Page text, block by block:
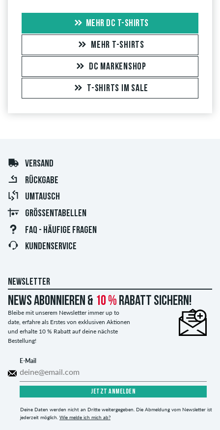
MEHR DC T-SHIRTS
MEHR T-SHIRTS
DC MARKENSHOP
T-SHIRTS IM SALE
VERSAND
RÜCKGABE
UMTAUSCH
GRÖSSENTABELLEN
FAQ - HÄUFIGE FRAGEN
KUNDENSERVICE
NEWSLETTER
News abonnieren & 10 % Rabatt sichern!
Bleibe mit unserem Newsletter immer up to
date, erfahre als Erstes von exklusiven Aktionen
und erhalte 10 % Rabatt auf deine nächste
Bestellung!
E-Mail
JETZT ANMELDEN
Deine Daten werden nicht an Dritte weitergegeben. Die Abmeldung vom Newsletter ist
jederzeit möglich. Wie melde ich mich ab?